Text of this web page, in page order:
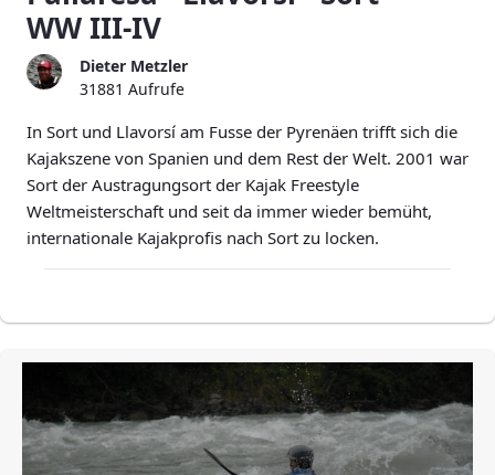
WW III-IV
Dieter Metzler
31881 Aufrufe
In Sort und Llavorsí am Fusse der Pyrenäen trifft sich die
Kajakszene von Spanien und dem Rest der Welt. 2001 war
Sort der Austragungsort der Kajak Freestyle
Weltmeisterschaft und seit da immer wieder bemüht,
internationale Kajakprofis nach Sort zu locken.